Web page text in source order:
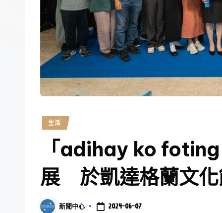
生活
「adihay ko
展 於凱達格蘭文化
新聞中心 2024-06-07